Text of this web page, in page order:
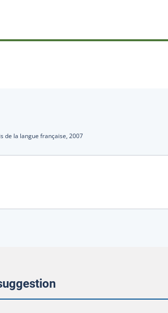
de la langue française, 2007